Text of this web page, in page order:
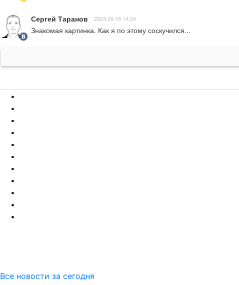
Сергей Таранов 2023.09.18 14:24
Знакомая картинка. Как я по этому соскучился...
Все новости за сегодня